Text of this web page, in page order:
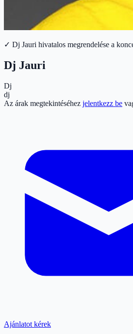
✓ Dj Jauri hivatalos megrendelése a
Dj Jauri
Dj
dj
Az árak megtekintéséhez jelentkezz be
Ajánlatot kérek